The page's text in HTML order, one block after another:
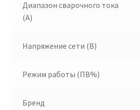
Диапазон сварочного тока
(А)
Напряжение сети (В)
Режим работы (ПВ%)
Бренд